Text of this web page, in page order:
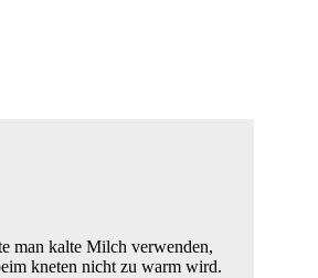
man kalte Milch verwenden,
kneten nicht zu warm wird.